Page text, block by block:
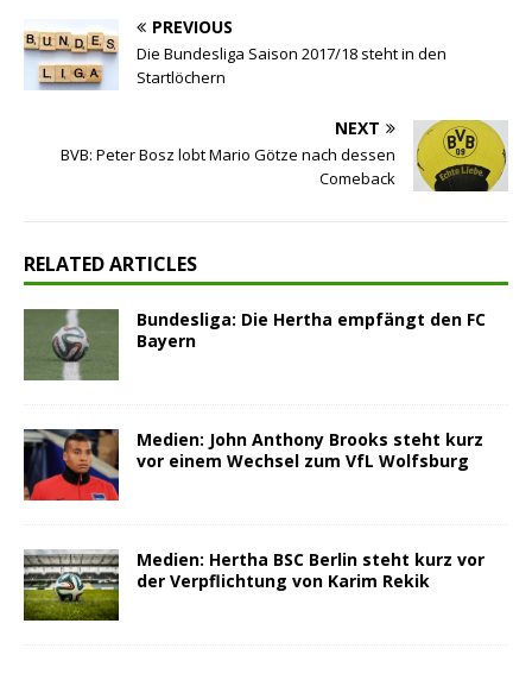
PREVIOUS
Die Bundesliga Saison 2017/18 steht in den
Startlöchern
NEXT
BVB: Peter Bosz lobt Mario Götze nach dessen
Comeback
RELATED ARTICLES
Bundesliga: Die Hertha empfängt den FC
Bayern
Medien: John Anthony Brooks steht kurz
vor einem Wechsel zum VfL Wolfsburg
Medien: Hertha BSC Berlin steht kurz vor
der Verpflichtung von Karim Rekik